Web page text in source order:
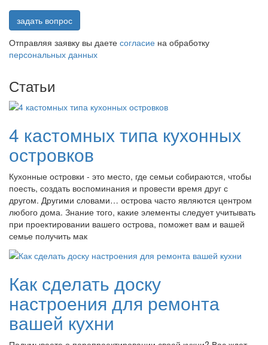
задать вопрос
Отправляя заявку вы даете согласие на обработку
персональных данных
Статьи
4 кастомных типа кухонных
островков
Кухонные островки - это место, где семьи собираются, чтобы
поесть, создать воспоминания и провести время друг с
другом. Другими словами… острова часто являются центром
любого дома. Знание того, какие элементы следует учитывать
при проектировании вашего острова, поможет вам и вашей
семье получить мак
Как сделать доску
настроения для ремонта
вашей кухни